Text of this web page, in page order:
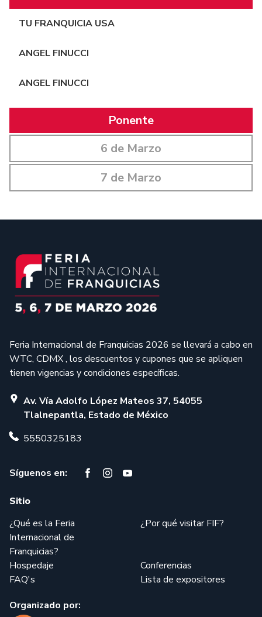
TU FRANQUICIA USA
ANGEL FINUCCI
ANGEL FINUCCI
Ponente
6 de Marzo
7 de Marzo
Feria Internacional de Franquicias 2026 se llevará a cabo en
WTC, CDMX , los descuentos y cupones que se apliquen
tienen vigencias y condiciones específicas.
Av. Vía Adolfo López Mateos 37, 54055
Tlalnepantla, Estado de México
5550325183
Síguenos en:
Sitio
¿Qué es la Feria
Internacional de
Franquicias?
¿Por qué visitar FIF?
Hospedaje
Conferencias
FAQ's
Lista de expositores
Organizado por: